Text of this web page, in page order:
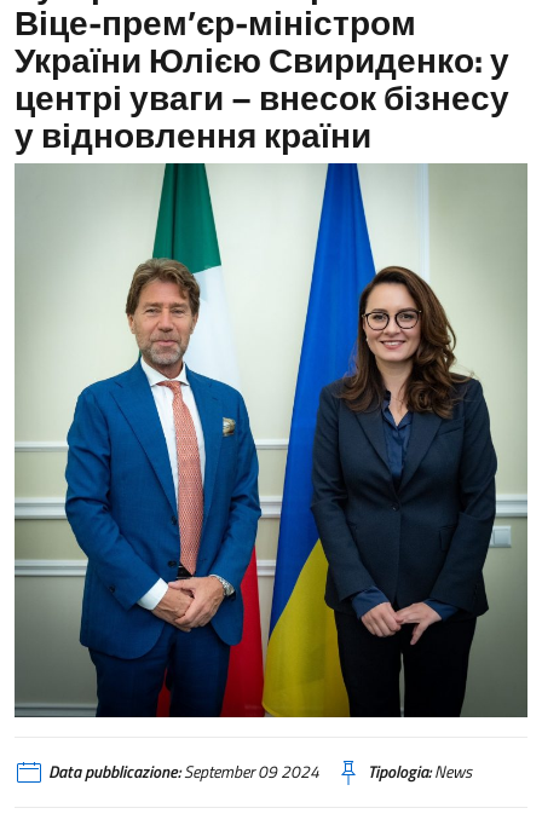
Віце-прем’єр-міністром
України Юлією Свириденко: у
центрі уваги – внесок бізнесу
у відновлення країни
Data pubblicazione:September 09 2024 Tipologia:News